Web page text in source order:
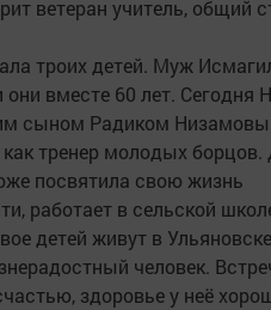
ветеран учитель, общий
троих детей. Муж
вместе 60 лет. Сегодня
сыном Радиком
тренер молодых борцов.
посвятила свою жизнь
работает в сельской
детей живут в
человек.
здоровье у неё